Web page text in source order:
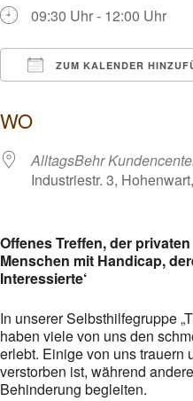
09:30 Uhr - 12:00 Uhr
ZUM KALENDER
WO
AlltagsBehr
Industriestr. 3,
Offenes Treffen, der
Menschen mit Handicap,
Interessierte‘
In unserer Selbsthilfegruppe
haben viele von uns den
erlebt. Einige von uns trauern
verstorben ist, während
Behinderung begleiten.